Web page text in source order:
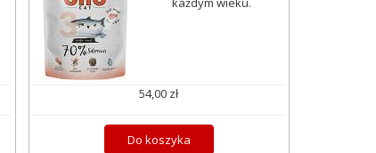
54,00 zł
Do koszyka